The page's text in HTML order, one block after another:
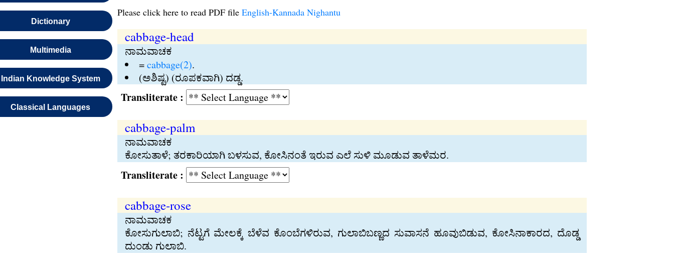
Dictionary
Multimedia
Indian Knowledge System
Classical Languages
Please click here to read PDF file English-Kannada Nighantu
cabbage-head
ನಾಮವಾಚಕ
=cabbage(2).
(ಅಶಿಷ್ಟ) (ರೂಪಕವಾಗಿ) ದಡ್ಡ.
Transliterate :
cabbage-palm
ನಾಮವಾಚಕ
ಕೋಸುತಾಳೆ; ತರಕಾರಿಯಾಗಿ ಬಳಸುವ, ಕೋಸಿನಂತೆ ಇರುವ ಎಲೆ ಸುಳಿ ಮೂಡುವ ತಾಳೆಮರ.
Transliterate :
cabbage-rose
ನಾಮವಾಚಕ
ಕೋಸುಗುಲಾಬಿ; ನೆಟ್ಟಗೆ ಮೇಲಕ್ಕೆ ಬೆಳೆವ ಕೊಂಬೆಗಳಿರುವ, ಗುಲಾಬಿಬಣ್ಣದ ಸುವಾಸನೆ ಹೂವುಬಿಡುವ, ಕೋಸಿನಾಕಾರದ, ದೊಡ್ಡ
ದುಂಡು ಗುಲಾಬಿ.